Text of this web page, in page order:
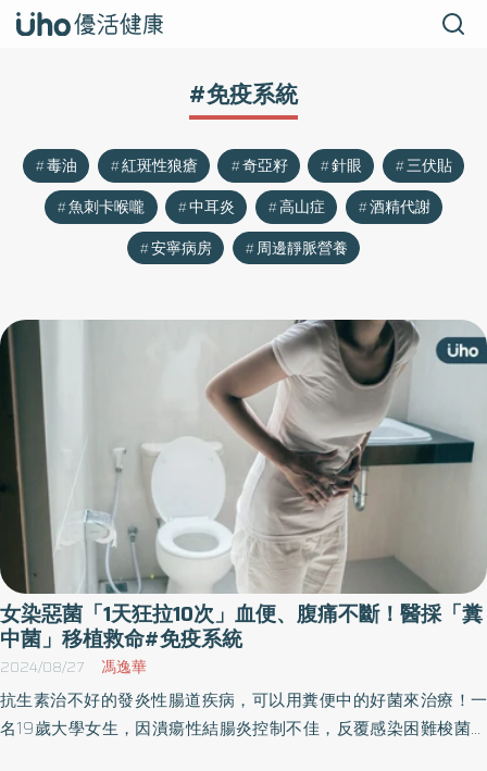
#免疫系統
毒油 紅斑性狼瘡 奇亞籽 針眼
三伏貼
魚刺卡喉嚨
中耳炎 高山症
酒精代謝
安寧病房
周邊靜脈營養
女染惡菌「1天狂拉10次」血便、腹痛不斷！醫採「糞
中菌」移植救命#免疫系統
2024/08/27 馮逸華
抗生素治不好的發炎性腸道疾病，可以用糞便中的好菌來治療！一
名19歲大學女生，因潰瘍性結腸炎控制不佳，反覆感染困難梭菌，